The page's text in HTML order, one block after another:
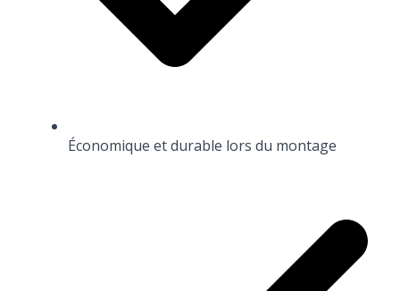
Économique et durable lors du montage